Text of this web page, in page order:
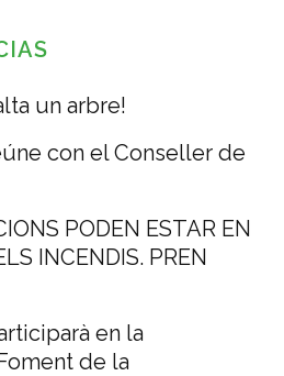
un arbre!
con el Conseller de
PODEN ESTAR EN
INCENDIS. PREN
en la
de la